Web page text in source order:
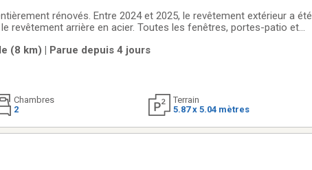
rénovés. Entre 2024 et 2025, le revêtement extérieur a été
revêtement arrière en acier. Toutes les fenêtres, portes-patio et
(8 km) | Parue depuis 4 jours
Chambres
2
Terrain
5.87 x 5.04 mètres